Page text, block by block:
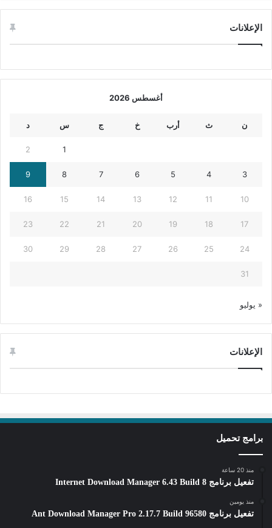
الإعلانات
أغسطس 2026
ن ث أرب خ ج س د
1
2
3
4
5
6
7
8
9
10
11
12
13
14
15
16
17
18
19
20
21
22
23
24
25
26
27
28
29
30
31
« يوليو
الإعلانات
برامج تحميل
منذ 20 ساعة
تفعيل برنامج Internet Download Manager 6.43 Build 8
منذ يومين
تفعيل برنامج Ant Download Manager Pro 2.17.7 Build 96580